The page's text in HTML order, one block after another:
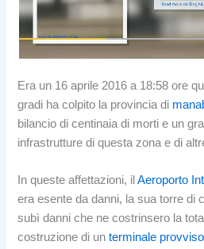
Era un 16 aprile 2016 a 18:58 ore
gradi ha colpito la provincia di
bilancio di centinaia di morti e un
infrastrutture di questa zona e di
In queste affettazioni, ilAeroporto
era esente da danni, la sua torre di
subì danni che ne costrinsero la
costruzione di unterminale